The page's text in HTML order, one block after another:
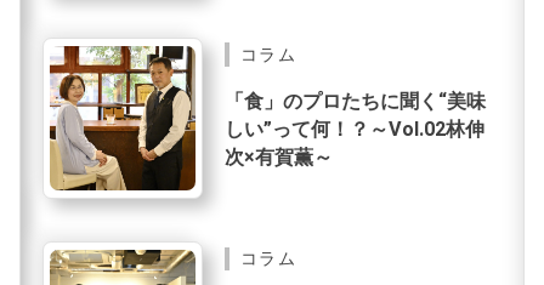
コラム
「食」のプロたちに聞く“美味
しい”って何！？～Vol.02林伸
次×有賀薫～
コラム